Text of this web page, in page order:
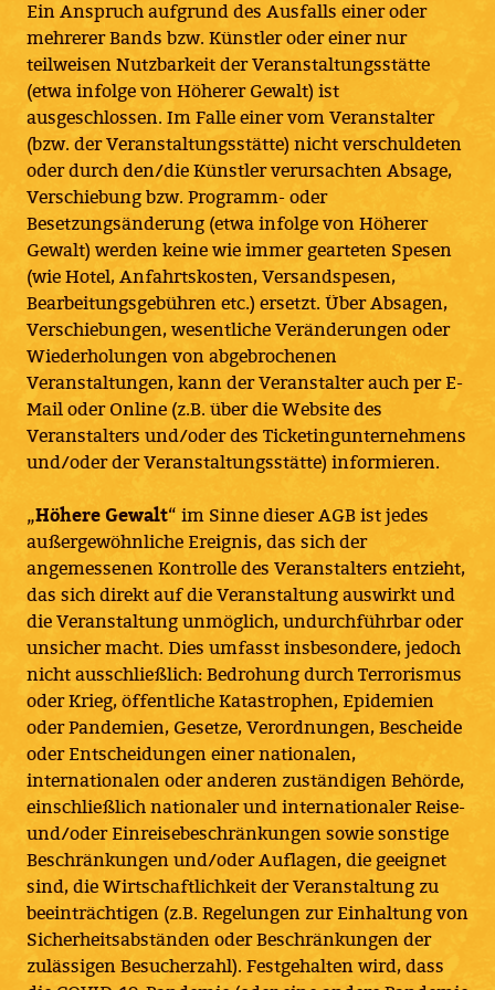
Ein Anspruch aufgrund des Ausfalls einer oder
mehrerer Bands bzw. Künstler oder einer nur
teilweisen Nutzbarkeit der Veranstaltungsstätte
(etwa infolge von Höherer Gewalt) ist
ausgeschlossen. Im Falle einer vom Veranstalter
(bzw. der Veranstaltungsstätte) nicht verschuldeten
oder durch den/die Künstler verursachten Absage,
Verschiebung bzw. Programm- oder
Besetzungsänderung (etwa infolge von Höherer
Gewalt) werden keine wie immer gearteten Spesen
(wie Hotel, Anfahrtskosten, Versandspesen,
Bearbeitungsgebühren etc.) ersetzt. Über Absagen,
Verschiebungen, wesentliche Veränderungen oder
Wiederholungen von abgebrochenen
Veranstaltungen, kann der Veranstalter auch per E-
Mail oder Online (z.B. über die Website des
Veranstalters und/oder des Ticketingunternehmens
und/oder der Veranstaltungsstätte) informieren.
„Höhere Gewalt“ im Sinne dieser AGB ist jedes
außergewöhnliche Ereignis, das sich der
angemessenen Kontrolle des Veranstalters entzieht,
das sich direkt auf die Veranstaltung auswirkt und
die Veranstaltung unmöglich, undurchführbar oder
unsicher macht. Dies umfasst insbesondere, jedoch
nicht ausschließlich: Bedrohung durch Terrorismus
oder Krieg, öffentliche Katastrophen, Epidemien
oder Pandemien, Gesetze, Verordnungen, Bescheide
oder Entscheidungen einer nationalen,
internationalen oder anderen zuständigen Behörde,
einschließlich nationaler und internationaler Reise-
und/oder Einreisebeschränkungen sowie sonstige
Beschränkungen und/oder Auflagen, die geeignet
sind, die Wirtschaftlichkeit der Veranstaltung zu
beeinträchtigen (z.B. Regelungen zur Einhaltung von
Sicherheitsabständen oder Beschränkungen der
zulässigen Besucherzahl). Festgehalten wird, dass